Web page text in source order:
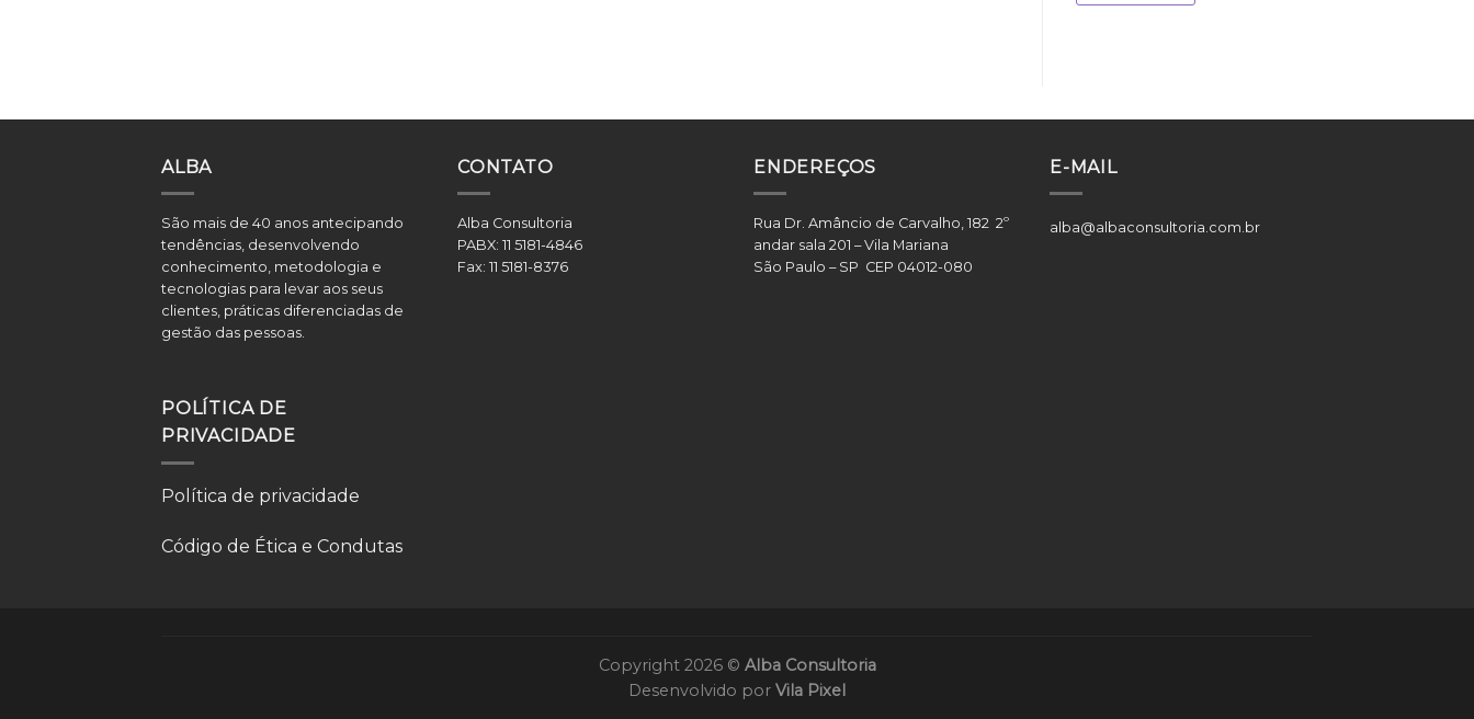
ALBA
São mais de 40 anos antecipando
tendências, desenvolvendo
conhecimento, metodologia e
tecnologias para levar aos seus
clientes, práticas diferenciadas de
gestão das pessoas.
CONTATO
Alba Consultoria
PABX: 11 5181-4846
Fax: 11 5181-8376
ENDEREÇOS
Rua Dr. Amâncio de Carvalho, 182 2º
andar sala 201 – Vila Mariana
São Paulo – SP CEP 04012-080
E-MAIL
alba@albaconsultoria.com.br
POLÍTICA DE
PRIVACIDADE
Política de privacidade
Código de Ética e Condutas
Copyright 2026 © Alba Consultoria
Desenvolvido por Vila Pixel